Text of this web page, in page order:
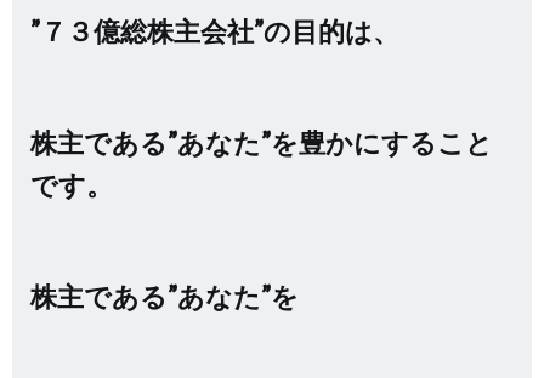
”７３億総株主会社”の目的は、
株主である”あなた”を豊かにすること
です。
株主である”あなた”を